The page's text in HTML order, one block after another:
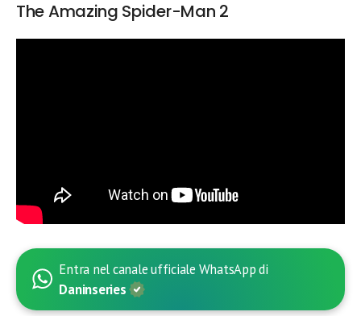
The Amazing Spider-Man 2
Entra nel canale ufficiale WhatsApp di
Daninseries